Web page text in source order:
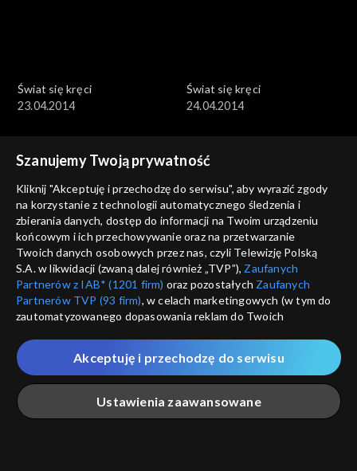
Świat się kręci
23.04.2014
Świat się kręci
24.04.2014
Świat się kręci
25.04.2014
Świat się kręci
28.04.2014
Świat się kręci
29.04.2014
Świat się kręci
30.04.2014
Szanujemy Twoją prywatność
Kliknij "Akceptuję i przechodzę do serwisu", aby wyrazić zgody
na korzystanie z technologii automatycznego śledzenia i
zbierania danych, dostęp do informacji na Twoim urządzeniu
końcowym i ich przechowywanie oraz na przetwarzanie
Twoich danych osobowych przez nas, czyli Telewizję Polską
S.A. w likwidacji (zwaną dalej również „TVP”), Zaufanych
Partnerów z IAB* (1201 firm) oraz pozostałych Zaufanych
Partnerów TVP (93 firm), w celach marketingowych (w tym do
zautomatyzowanego dopasowania reklam do Twoich
które wskazujemy poniżej, a także zgody na udostępnianie
przez nas identyfikatora PPID do Google.
Twoje dane osobowe zbierane podczas odwiedzania przez
Ciebie naszych
poszczególnych serwisówzwanych dalej
„Portalem”, w tym informacje zapisywane za pomocą
Ustawienia zaawansowane
Akceptuję i przechodzę do serwisu